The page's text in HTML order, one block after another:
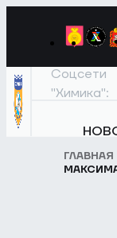
Соцсети
"Химика":
ГЛАВНАЯ